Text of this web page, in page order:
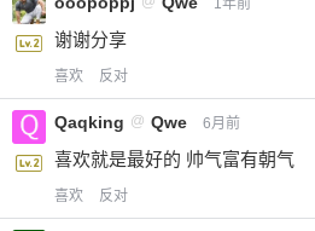
1年前
谢谢分享
喜欢 反对
Qaqking @ Qwe 6月前
喜欢就是最好的 帅气富有朝气
喜欢 反对